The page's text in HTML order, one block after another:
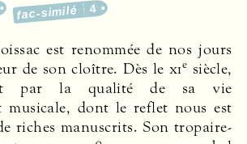
fac-similé 4
est renommée de nos jours
de son cloître. Dès le xie siècle,
par la qualité de sa vie
musicale, dont le reflet nous est
riches manuscrits. Son tropaire-